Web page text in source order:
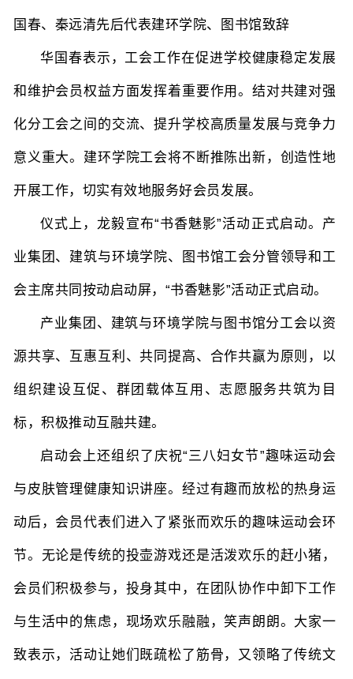
国春、 秦远清先后代表建环学院、图书馆致辞
华国春表示，工会工作在促进学校健康稳定发展
和维护会员权益方面发挥着重要作用。结对共建对强
化分工会之间的交流、提升学校高质量发展与竞争力
意义重大。建环学院工会将不断推陈出新，创造性地
开展工作，切实有效地服务好会员发展。
仪式上，龙毅宣布“书香魅影”活动正式启动。产
业集团、建筑与环境学院、图书馆工会分管领导和工
会主席共同按动启动屏，“书香魅影”活动正式启动。
产业集团、建筑与环境学院与图书馆分工会以资
源共享、互惠互利、共同提高、合作共赢为原则，以
组织建设互促、群团载体互用、志愿服务共筑为目
标，积极推动互融共建。
启动会上还组织了庆祝“三八妇女节”趣味运动会
与皮肤管理健康知识讲座。 经过有趣而放松的热身运
动后，会员代表们进入了紧张而欢乐的趣味运动会环
节。无论是传统的投壶游戏还是活泼欢乐的赶小猪，
会员们积极参与，投身其中，在团队协作中卸下工作
与生活中的焦虑，现场欢乐融融，笑声朗朗。大家一
致表示，活动让她们既疏松了筋骨，又领略了传统文